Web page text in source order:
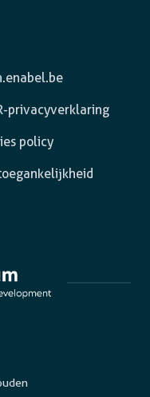
privacyverklaring
policy